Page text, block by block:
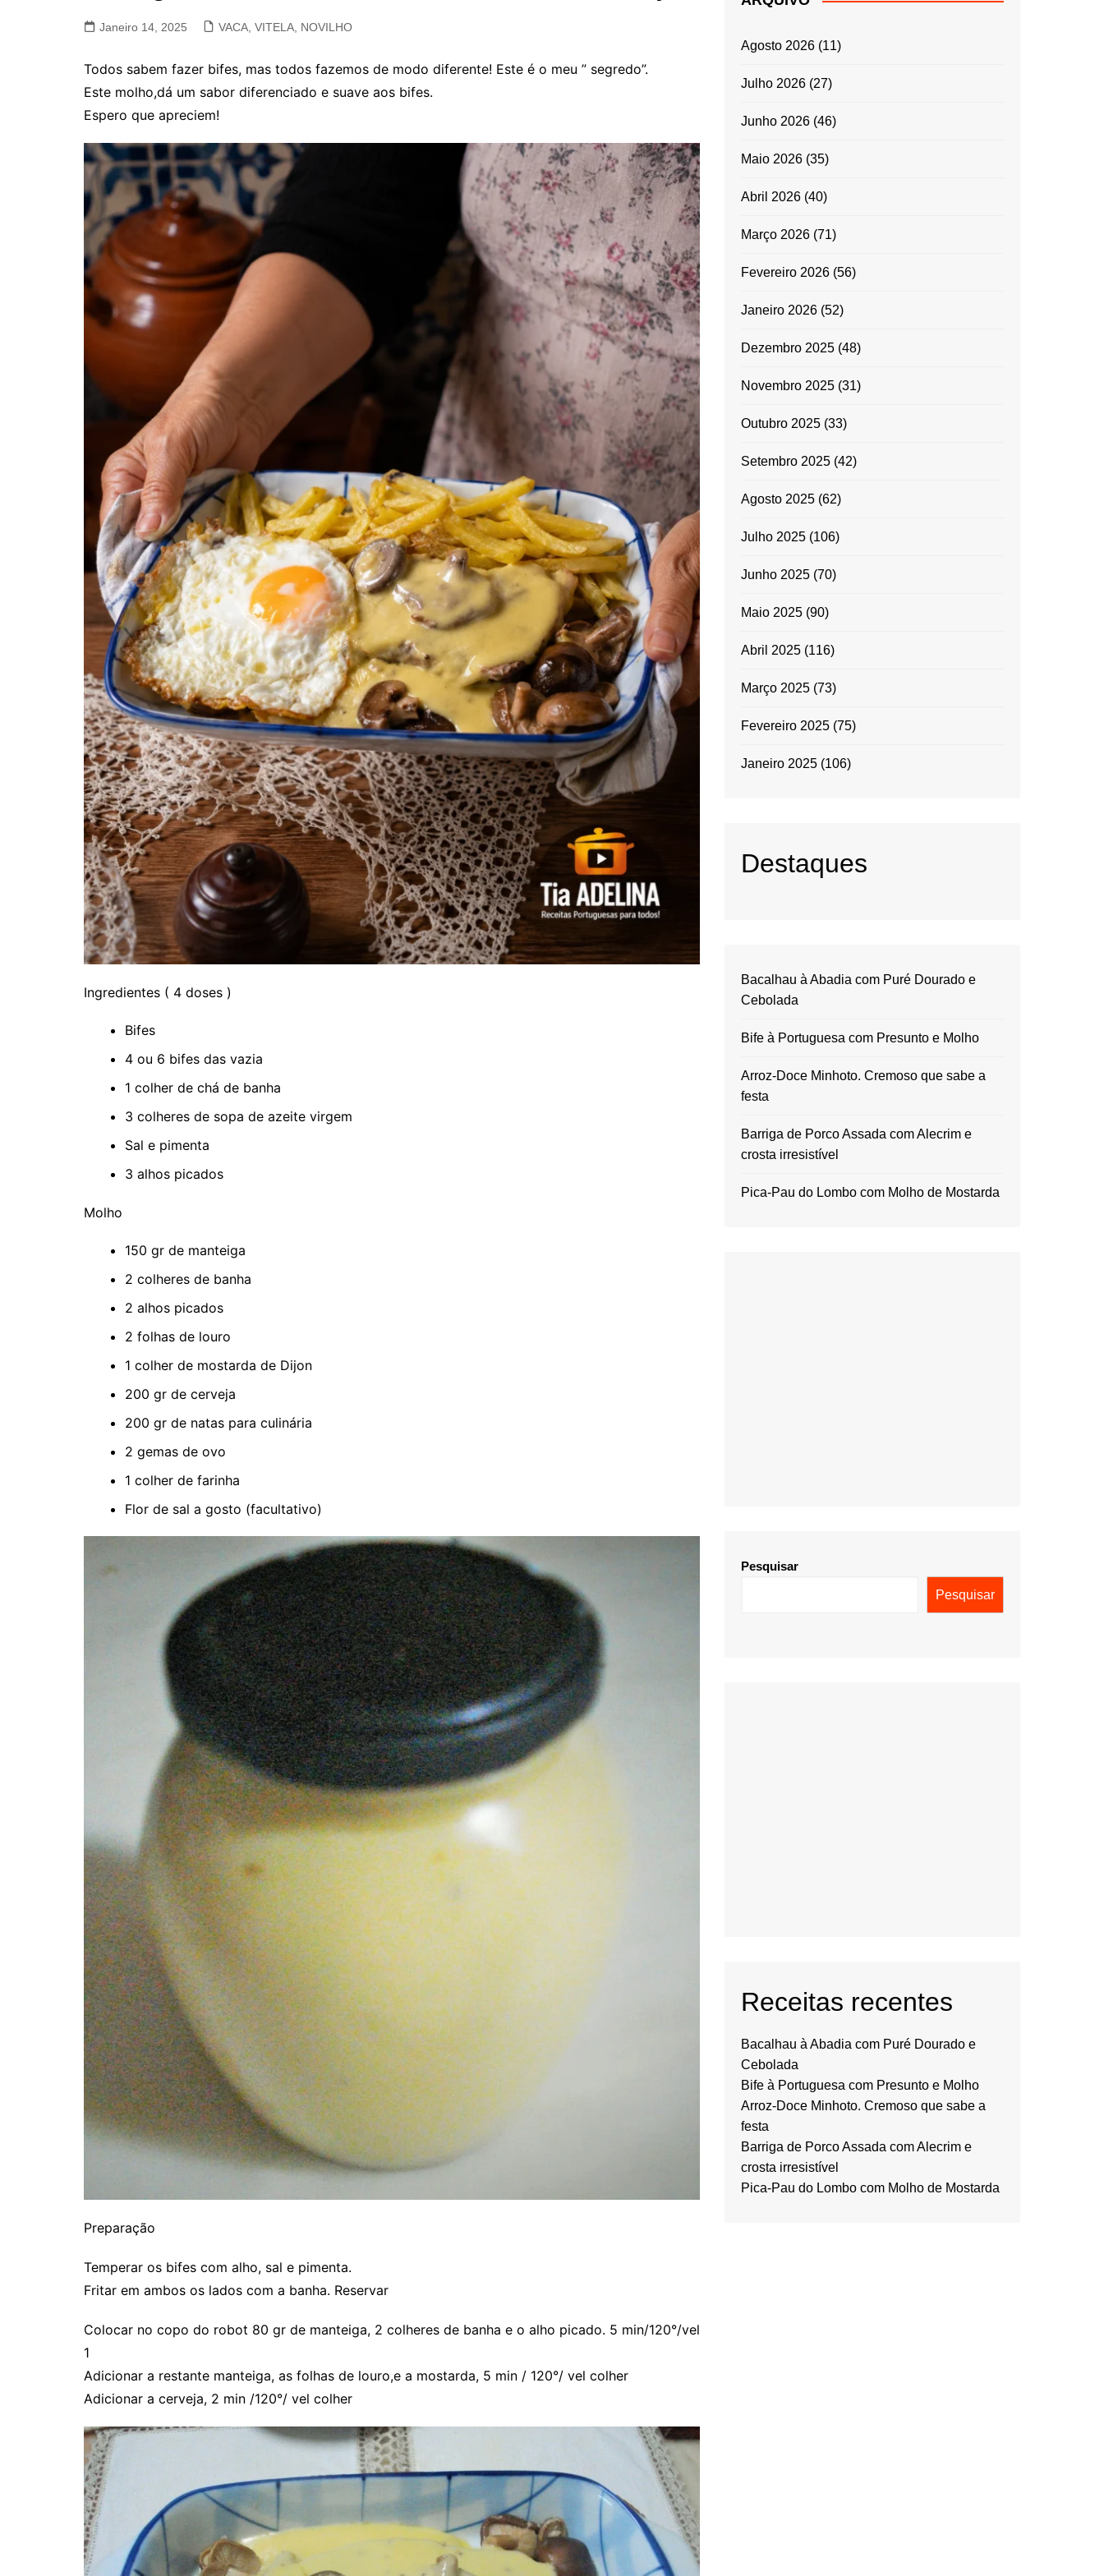
VACA, VITELA, NOVILHO
ENTRADAS E
GRATINADOS
MASSAS
TEMPEROS
MICRO-ONDAS
PORTUGUESA
Janeiro 14, 2025 VACA, VITELA, NOVILHO
Todos sabem fazer bifes, mas todos fazemos de modo diferente! Este é o meu ” segredo”.
Este molho,dá um sabor diferenciado e suave aos bifes.
Espero que apreciem!
Ingredientes ( 4 doses )
Bifes
4 ou 6 bifes das vazia
1 colher de chá de banha
3 colheres de sopa de azeite virgem
Sal e pimenta
3 alhos picados
Molho
150 gr de manteiga
2 colheres de banha
2 alhos picados
2 folhas de louro
1 colher de mostarda de Dijon
200 gr de cerveja
200 gr de natas para culinária
2 gemas de ovo
1 colher de farinha
Flor de sal a gosto (facultativo)
Preparação
Temperar os bifes com alho, sal e pimenta.
Fritar em ambos os lados com a banha. Reservar
Colocar no copo do robot 80 gr de manteiga, 2 colheres de banha e o alho picado. 5 min/120°/vel
1
Adicionar a restante manteiga, as folhas de louro,e a mostarda, 5 min / 120°/ vel colher
Adicionar a cerveja, 2 min /120°/ vel colher
Agosto 2026 (11)
Julho 2026 (27)
Junho 2026 (46)
Maio 2026 (35)
Abril 2026 (40)
Março 2026 (71)
Fevereiro 2026 (56)
Janeiro 2026 (52)
Dezembro 2025 (48)
Novembro 2025 (31)
Outubro 2025 (33)
Setembro 2025 (42)
Agosto 2025 (62)
Julho 2025 (106)
Junho 2025 (70)
Maio 2025 (90)
Abril 2025 (116)
Março 2025 (73)
Fevereiro 2025 (75)
Janeiro 2025 (106)
Destaques
Bacalhau à Abadia com Puré Dourado e
Cebolada
Bife à Portuguesa com Presunto e Molho
Arroz-Doce Minhoto. Cremoso que sabe a
festa
Barriga de Porco Assada com Alecrim e
crosta irresistível
Pica-Pau do Lombo com Molho de Mostarda
Pesquisar
Pesquisar
Receitas recentes
Bacalhau à Abadia com Puré Dourado e
Cebolada
Bife à Portuguesa com Presunto e Molho
Arroz-Doce Minhoto. Cremoso que sabe a
festa
Barriga de Porco Assada com Alecrim e
crosta irresistível
Pica-Pau do Lombo com Molho de Mostarda